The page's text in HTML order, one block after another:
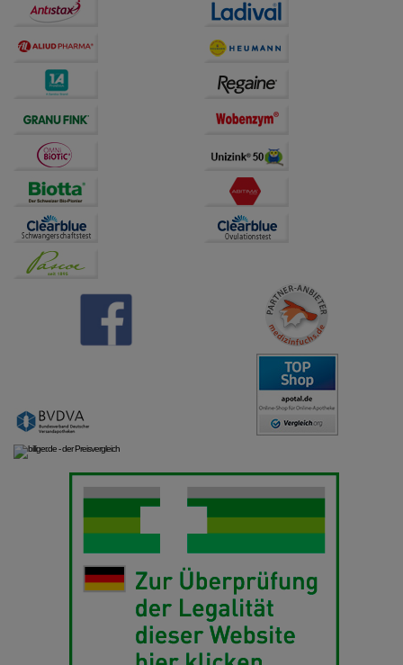
Dritte wie z.B. Google oder soziale Medien
übertragen werden.